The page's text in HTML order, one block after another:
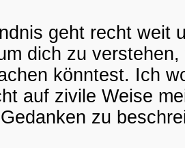
geht recht weit
dich zu
könntest. Ich
auf zivile Weise
zu